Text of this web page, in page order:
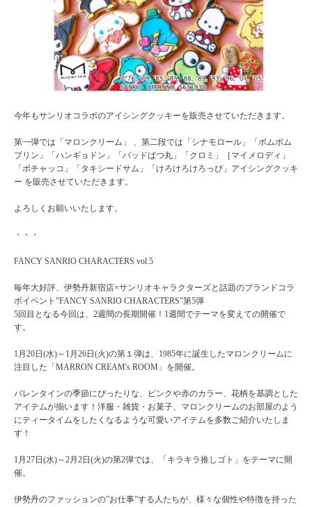
今年もサンリオコラボのアイシングクッキーを販売させていただきます。
第一弾では「マロンクリーム」 、第二段では「シナモロール」「ポムポム
プリン」「ハンギョドン」「バッドばつ丸」「クロミ」［マイメロディ」
「ポチャッコ」「タキシードサム」「けろけろけろっぴ」アイシングクッキ
ー を販売させていただきます。
よろしくお願いいたします。
・・・
FANCY SANRIO CHARACTERS vol.5
毎年大好評、伊勢丹新宿店×サンリオキャラクターズと話題のブランドコラ
ボイベント"FANCY SANRIO CHARACTERS"第5弾
5回目となる今回は、2週間の長期開催！1週間でテーマを変えての開催で
す。
1月20日(水)～1月26日(火)の第１弾は、1985年に誕生したマロンクリームに
注目した「MARRON CREAM's ROOM」を開催。
バレンタインの季節にぴったりな、ピンクや赤のカラー、花柄を基調とした
アイテムが揃います！洋服・雑貨・お菓子、マロンクリームのお部屋のよう
にティータイムをしたくなるような可愛いアイテムを多数ご紹介いたしま
す！
1月27日(水)～2月2日(火)の第2弾では、「キラキラ推しゴト」をテーマに開
催。
伊勢丹のファッションの”お仕事”する人たちが、様々な個性や特徴を持った